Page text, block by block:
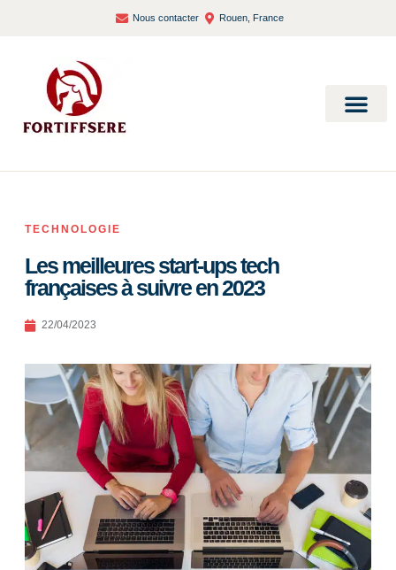
Nous contacter Rouen, France
TECHNOLOGIE
Les meilleures start-ups tech
françaises à suivre en 2023
22/04/2023